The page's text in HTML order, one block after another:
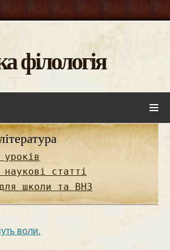
філологія
уроків
наукові статті
школи та ВНЗ
воли.